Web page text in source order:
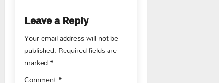
v
i
g
Leave a Reply
Your email address will not be
published. Required fields are
marked*
Comment*